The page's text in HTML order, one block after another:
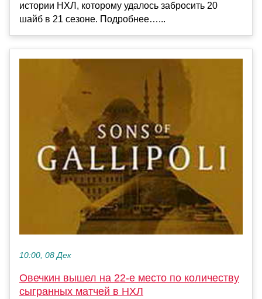
истории НХЛ, которому удалось забросить 20
шайб в 21 сезоне. Подробнее…...
10:00, 08 Дек
Овечкин вышел на 22-е место по количеству
сыгранных матчей в НХЛ